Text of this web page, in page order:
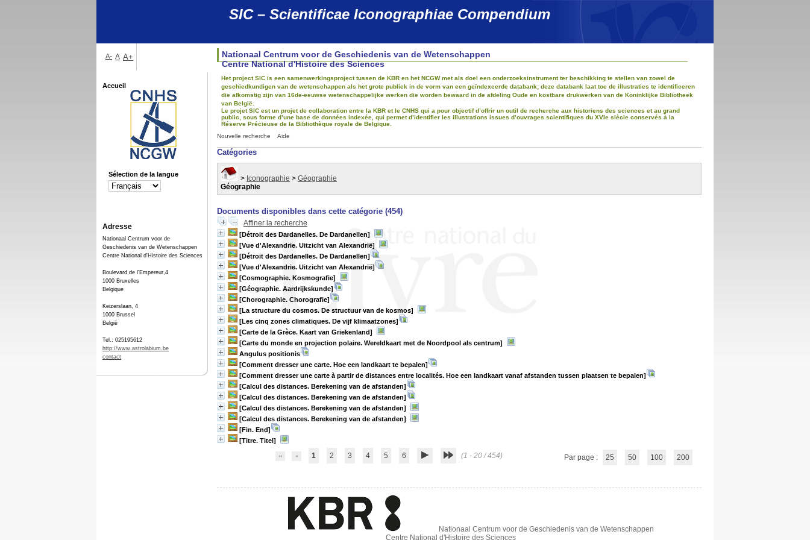
SIC – Scientificae Iconographiae Compendium
Nouvelle recherche Aide
Catégories
> Iconographie > Géographie
Géographie
Documents disponibles dans cette catégorie (454)
Affiner la recherche
[Détroit des Dardanelles. De Dardanellen]
[Vue d'Alexandrie. Uitzicht van Alexandrië]
[Détroit des Dardanelles. De Dardanellen]
[Vue d'Alexandrie. Uitzicht van Alexandrië]
[Cosmographie. Kosmografie]
[Géographie. Aardrijkskunde]
[Chorographie. Chorografie]
[La structure du cosmos. De structuur van de kosmos]
[Les cinq zones climatiques. De vijf klimaatzones]
[Carte de la Grèce. Kaart van Griekenland]
[Carte du monde en projection polaire. Wereldkaart met de Noordpool als centrum]
Angulus positionis
[Comment dresser une carte. Hoe een landkaart te bepalen]
[Comment dresser une carte à partir de distances entre localités. Hoe een landkaart vanaf afstanden tussen plaatsen te bepalen]
[Calcul des distances. Berekening van de afstanden]
[Calcul des distances. Berekening van de afstanden]
[Calcul des distances. Berekening van de afstanden]
[Calcul des distances. Berekening van de afstanden]
[Fin. End]
[Titre. Titel]
1 2 3 4 5 6 (1 - 20 / 454) Par page : 25 50 100 200
Nationaal Centrum voor de Geschiedenis van de Wetenschappen
Centre National d'Histoire des Sciences
Nationaal Centrum voor de Geschiedenis van de Wetenschappen
Centre National d'Histoire des Sciences
Het project SIC is een samenwerkingsproject tussen de KBR en het NCGW met als doel een onderzoeksinstrument ter beschikking te stellen van zowel de
geschiedkundigen van de wetenschappen als het grote publiek in de vorm van een geïndexeerde databank; deze databank laat toe de illustraties te identificeren
die afkomstig zijn van 16de-eeuwse wetenschappelijke werken die worden bewaard in de afdeling Oude en kostbare drukwerken van de Koninklijke Bibliotheek
van België.
Le projet SIC est un projet de collaboration entre la KBR et le CNHS qui a pour objectif d’offrir un outil de recherche aux historiens des sciences et au grand
public, sous forme d’une base de données indexée, qui permet d’identifier les illustrations issues d’ouvrages scientifiques du XVIe siècle conservés à la
Réserve Précieuse de la Bibliothèque royale de Belgique.
A- A A+
Accueil
Sélection de la langue
Adresse
Nationaal Centrum voor de
Geschiedenis van de Wetenschappen
Centre National d'Histoire des Sciences
Boulevard de l'Empereur,4
1000 Bruxelles
Belgique
Keizerslaan, 4
1000 Brussel
België
Tel.: 025195612
http://www.astrolabium.be
contact